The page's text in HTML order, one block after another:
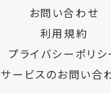
お問い合わせ
利用規約
プライバシーポリシ
サービスのお問い合